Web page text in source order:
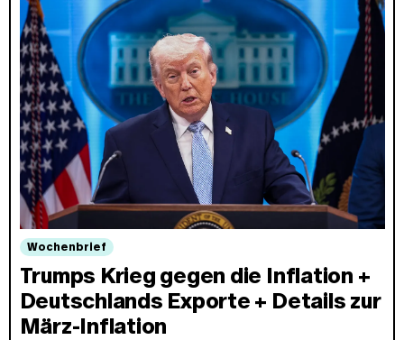
Wochenbrief
Trumps Krieg gegen die Inflation +
Deutschlands Exporte + Details zur
März-Inflation